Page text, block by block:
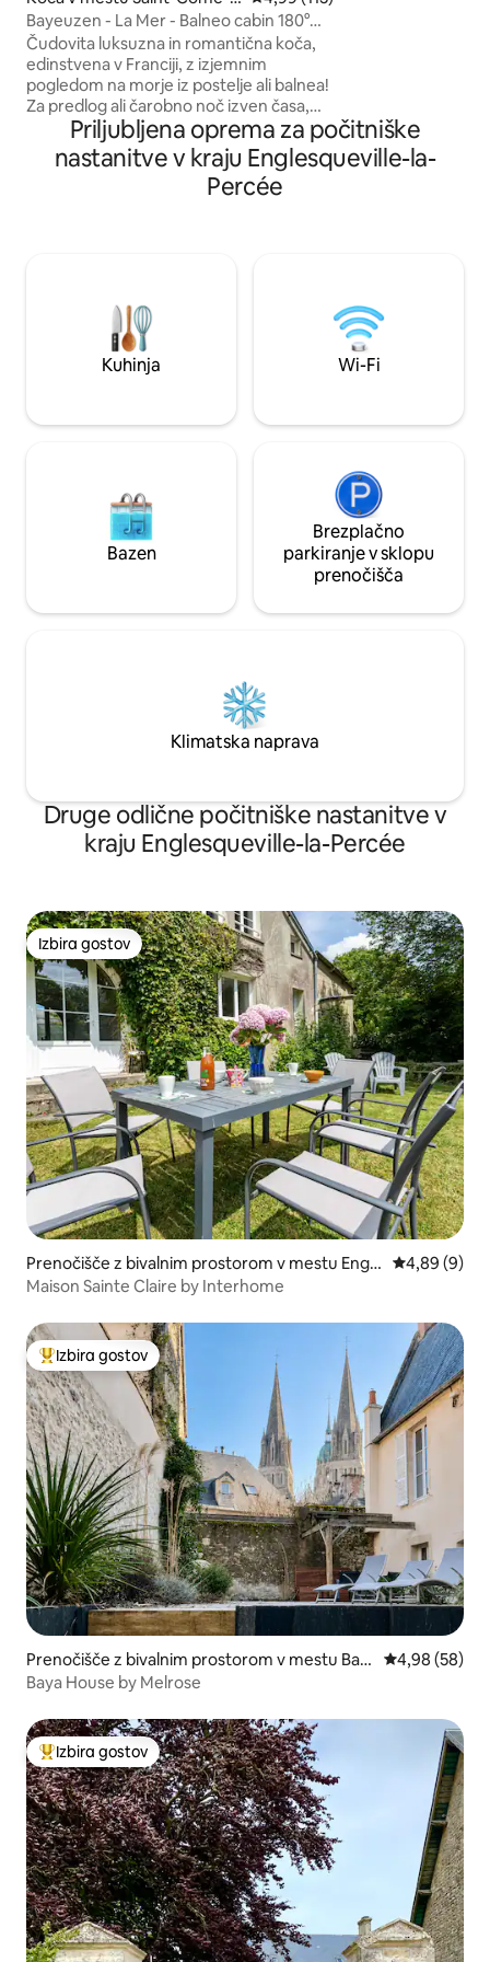
e-Fresné
Bayeuzen - La Mer - Balneo cabin 180°
sea view
Čudovita luksuzna in romantična koča,
edinstvena v Franciji, z izjemnim
pogledom na morje iz postelje ali balnea!
Za predlog ali čarobno noč izven časa,
boste zaradi tega bivališča želeli... ostati
tam. Zajamčen trenutek je zagotovljen.
Vse udobje, ki je na voljo. Balneo,
opremljena kuhinja, zakonska postelja s
našem spletišču.
Priljubljena oprema za počitniške
nastanitve v kraju Englesqueville-la-
Percée
Kuhinja Wi-Fi
Bazen
Brezplačno
parkiranje v sklopu
prenočišča
Klimatska naprava
Druge odlične počitniške nastanitve v
kraju Englesqueville-la-Percée
Izbira gostov
Izbira gostov
Prenočišče z bivalnim prostorom v mestu Engle
squeville-la-Percée
Povprečna
4,89 (9)
Maison Sainte Claire by Interhome
Najbolj priljubljena prenočišča z značko »Izbira gostov«
Izbira gostov
Prenočišče z bivalnim prostorom v mestu Bay
eux
Povprečna
4,98 (58)
Baya House by Melrose
Najbolj priljubljena prenočišča z značko »Izbira gostov«
Izbira gostov